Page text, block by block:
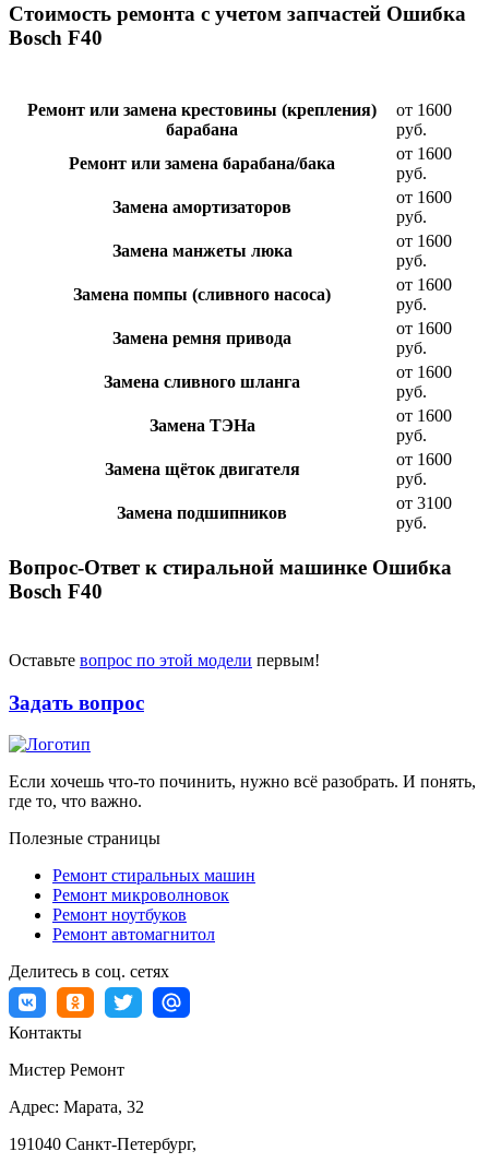
Стоимость ремонта с учетом запчастей Ошибка
Bosch F40
Ремонт или замена крестовины (крепления)
барабана
от 1600
руб.
Ремонт или замена барабана/бака
от 1600
руб.
Замена амортизаторов
от 1600
руб.
Замена манжеты люка
от 1600
руб.
Замена помпы (сливного насоса)
от 1600
руб.
Замена ремня привода
от 1600
руб.
Замена сливного шланга
от 1600
руб.
Замена ТЭНа
от 1600
руб.
Замена щёток двигателя
от 1600
руб.
Замена подшипников
от 3100
руб.
Вопрос-Ответ к стиральной машинке Ошибка
Bosch F40
Оставьте вопрос по этой модели первым!
Задать вопрос
Если хочешь что-то починить, нужно всё разобрать. И понять,
где то, что важно.
Полезные страницы
Ремонт стиральных машин
Ремонт микроволновок
Ремонт ноутбуков
Ремонт автомагнитол
Делитесь в соц. сетях
Контакты
Мистер Ремонт
Адрес: Марата, 32
191040 Санкт-Петербург,